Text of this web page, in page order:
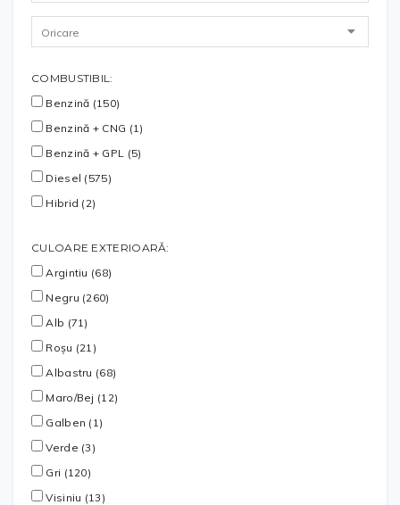
COMBUSTIBIL:
Benzină (150)
Benzină + CNG (1)
Benzină + GPL (5)
Diesel (575)
Hibrid (2)
CULOARE EXTERIOARĂ:
Argintiu (68)
Negru (260)
Alb (71)
Roșu (21)
Albastru (68)
Maro/Bej (12)
Galben (1)
Verde (3)
Gri (120)
Visiniu (13)